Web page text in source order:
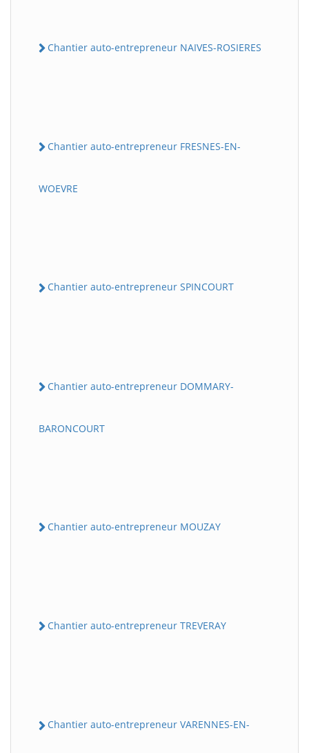
Chantier auto-entrepreneur NAIVES-ROSIERES
Chantier auto-entrepreneur FRESNES-EN-
WOEVRE
Chantier auto-entrepreneur SPINCOURT
Chantier auto-entrepreneur DOMMARY-
BARONCOURT
Chantier auto-entrepreneur MOUZAY
Chantier auto-entrepreneur TREVERAY
Chantier auto-entrepreneur VARENNES-EN-